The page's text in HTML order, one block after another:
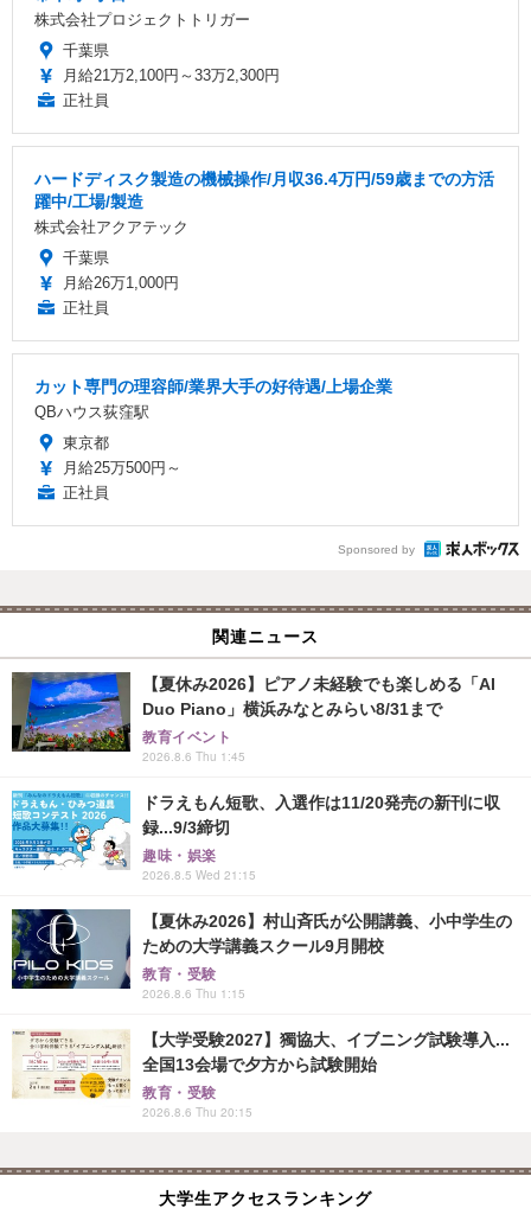
株式会社プロジェクトトリガー
千葉県
月給21万2,100円～33万2,300円
正社員
ハードディスク製造の機械操作/月収36.4万円/59歳までの方活
躍中/工場/製造
株式会社アクアテック
千葉県
月給26万1,000円
正社員
カット専門の理容師/業界大手の好待遇/上場企業
QBハウス荻窪駅
東京都
月給25万500円～
正社員
Sponsored by
関連ニュース
【夏休み2026】ピアノ未経験でも楽しめる「AI
Duo Piano」横浜みなとみらい8/31まで
教育イベント
2026.8.6 Thu 1:45
ドラえもん短歌、入選作は11/20発売の新刊に収
録...9/3締切
趣味・娯楽
2026.8.5 Wed 21:15
【夏休み2026】村山斉氏が公開講義、小中学生の
ための大学講義スクール9月開校
教育・受験
2026.8.6 Thu 1:15
【大学受験2027】獨協大、イブニング試験導入...
全国13会場で夕方から試験開始
教育・受験
2026.8.6 Thu 20:15
大学生アクセスランキング